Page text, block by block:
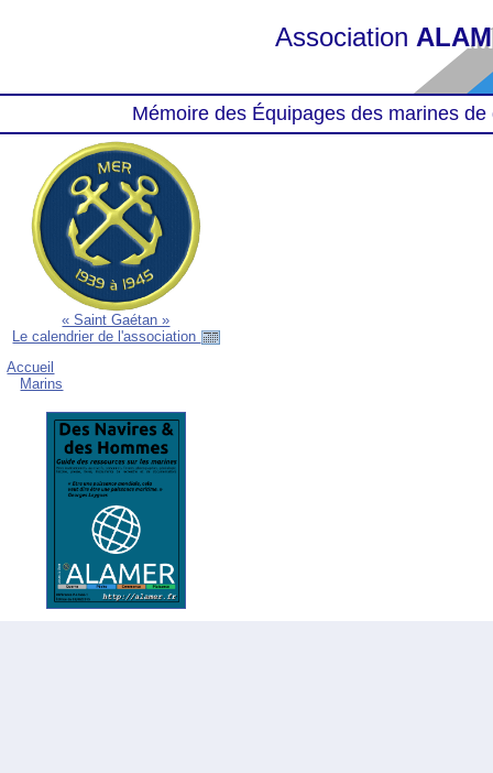
Association
Mémoire des Équipages des marines
« Saint Gaétan »
Le calendrier de l'association
Accueil
Marins